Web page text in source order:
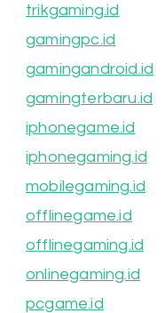
trikgaming.id
gamingpc.id
gamingandroid.id
gamingterbaru.id
iphonegame.id
iphonegaming.id
mobilegaming.id
offlinegame.id
offlinegaming.id
onlinegaming.id
pcgame.id